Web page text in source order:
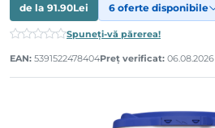
de la 91.90Lei 6 oferte disponibile
Spuneți-vă părerea!
EAN: 5391522478404Preț verificat: 06.08.2026